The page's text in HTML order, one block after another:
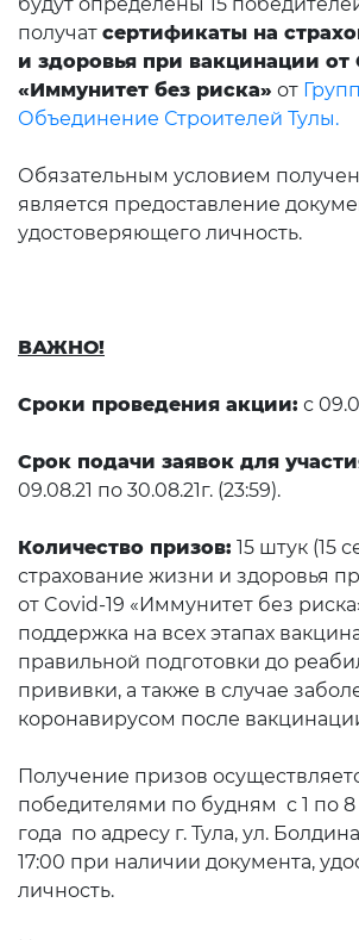
будут определены 15
получат сертификаты на
и здоровья при вакцинации от
«Иммунитет без риска» от
Объединение Строителей Тулы.
Обязательным условием
является предоставление
удостоверяющего личность.
ВАЖНО!
Сроки проведения акции: с
Срок подачи заявок для
09.08.21 по 30.08.21г. (23:59).
Количество призов: 15 штук (15
страхование жизни и здоровья
от Covid-19 «Иммунитет без
поддержка на всех этапах
правильной подготовки до
прививки, а также в случае
коронавирусом после
Получение призов
победителями по будням с 1 по 8
года по адресу г. Тула, ул.
17:00 при наличии документа,
личность.